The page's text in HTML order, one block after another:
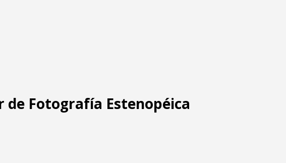
de Fotografía Estenopéica